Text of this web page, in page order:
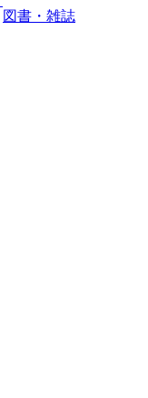
図書・雑誌